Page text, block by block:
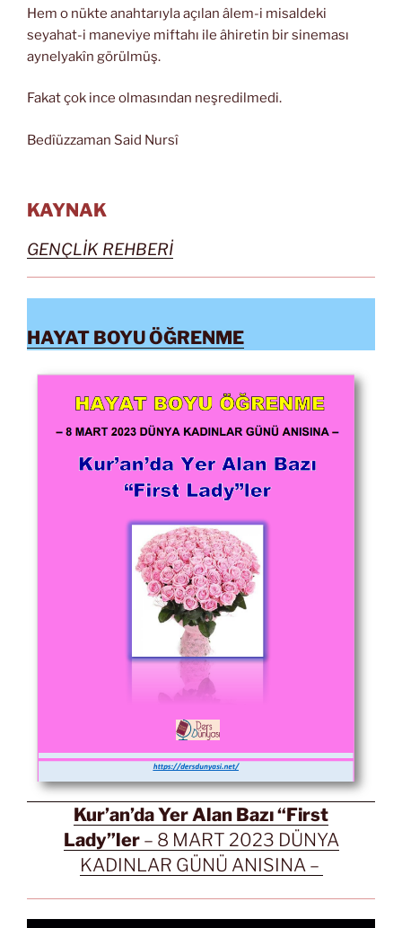
Hem o nükte anahtarıyla açılan âlem-i misaldeki
seyahat-i maneviye miftahı ile âhiretin bir sineması
aynelyakîn görülmüş.
Fakat çok ince olmasından neşredilmedi.
Bedîüzzaman Said Nursî
KAYNAK
GENÇLİK REHBERİ
HAYAT BOYU ÖĞRENME
Kur’an’da Yer Alan Bazı “First
Lady”ler– 8 MART 2023 DÜNYA
KADINLAR GÜNÜ ANISINA –